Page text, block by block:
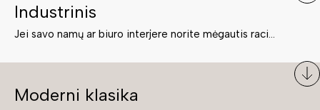
Industrinis
Jei savo namų ar biuro interjere norite mėgautis racionaliai išnaudotomis erdvėmis, funkcionalumu ir esate neabejingi tamsesniam koloritui bei praktiškiems sprendimams, tuomet industrinis stilius bus būtent tai, ko Jums reikia. O industrinio stiliaus baldus išsirinksite mūsų asortimente.
Moderni klasika